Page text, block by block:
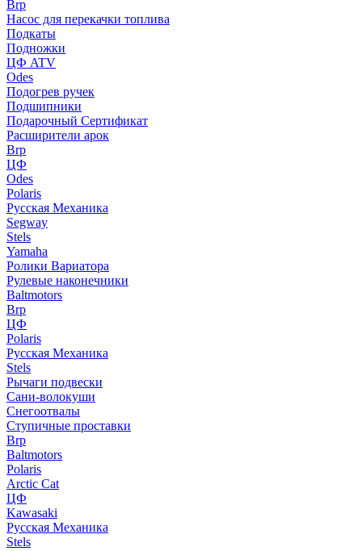
Brp
Насос для перекачки топлива
Подкаты
Подножки
ЦФ ATV
Odes
Подогрев ручек
Подшипники
Подарочный Сертификат
Расширители арок
Brp
ЦФ
Odes
Polaris
Русская Механика
Segway
Stels
Yamaha
Ролики Вариатора
Рулевые наконечники
Baltmotors
Brp
ЦФ
Polaris
Русская Механика
Stels
Рычаги подвески
Сани-волокуши
Снегоотвалы
Ступичные проставки
Brp
Baltmotors
Polaris
Arctic Cat
ЦФ
Kawasaki
Русская Механика
Stels